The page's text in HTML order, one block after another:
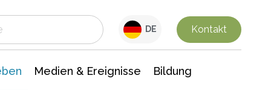
DE Kontakt
Medien & Ereignisse Bildung